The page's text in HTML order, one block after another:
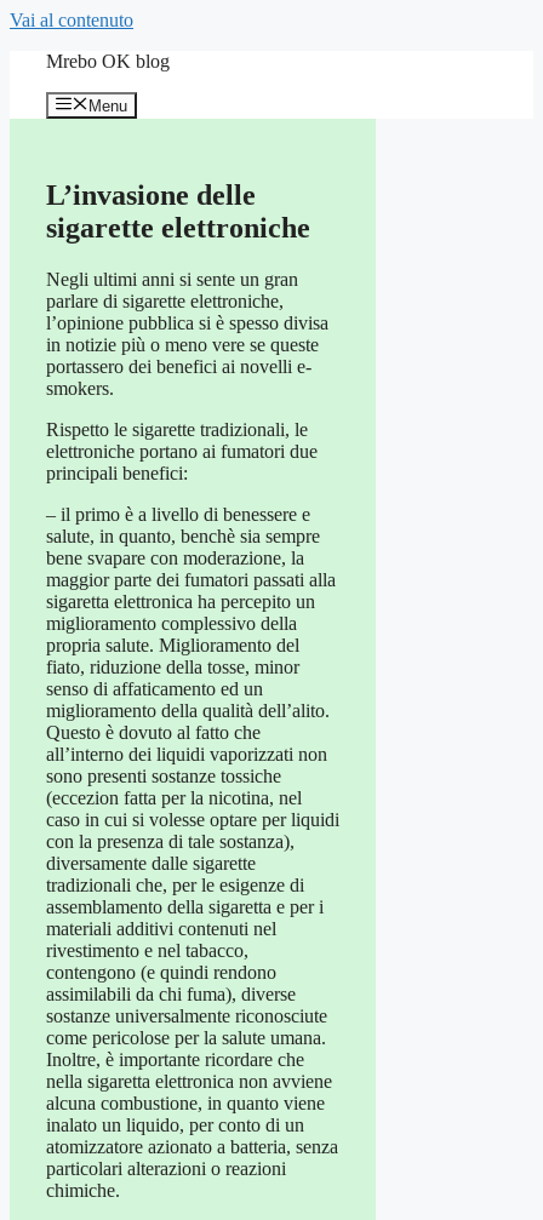
Vai al contenuto
Mrebo OK blog
Menu
L’invasione delle
sigarette elettroniche
Negli ultimi anni si sente un gran
parlare di sigarette elettroniche,
l’opinione pubblica si è spesso divisa
in notizie più o meno vere se queste
portassero dei benefici ai novelli e-
smokers.
Rispetto le sigarette tradizionali, le
elettroniche portano ai fumatori due
principali benefici:
– il primo è a livello di benessere e
salute, in quanto, benchè sia sempre
bene svapare con moderazione, la
maggior parte dei fumatori passati alla
sigaretta elettronica ha percepito un
miglioramento complessivo della
propria salute. Miglioramento del
fiato, riduzione della tosse, minor
senso di affaticamento ed un
miglioramento della qualità dell’alito.
Questo è dovuto al fatto che
all’interno dei liquidi vaporizzati non
sono presenti sostanze tossiche
(eccezion fatta per la nicotina, nel
caso in cui si volesse optare per liquidi
con la presenza di tale sostanza),
diversamente dalle sigarette
tradizionali che, per le esigenze di
assemblamento della sigaretta e per i
materiali additivi contenuti nel
rivestimento e nel tabacco,
contengono (e quindi rendono
assimilabili da chi fuma), diverse
sostanze universalmente riconosciute
come pericolose per la salute umana.
Inoltre, è importante ricordare che
nella sigaretta elettronica non avviene
alcuna combustione, in quanto viene
inalato un liquido, per conto di un
atomizzatore azionato a batteria, senza
particolari alterazioni o reazioni
chimiche.